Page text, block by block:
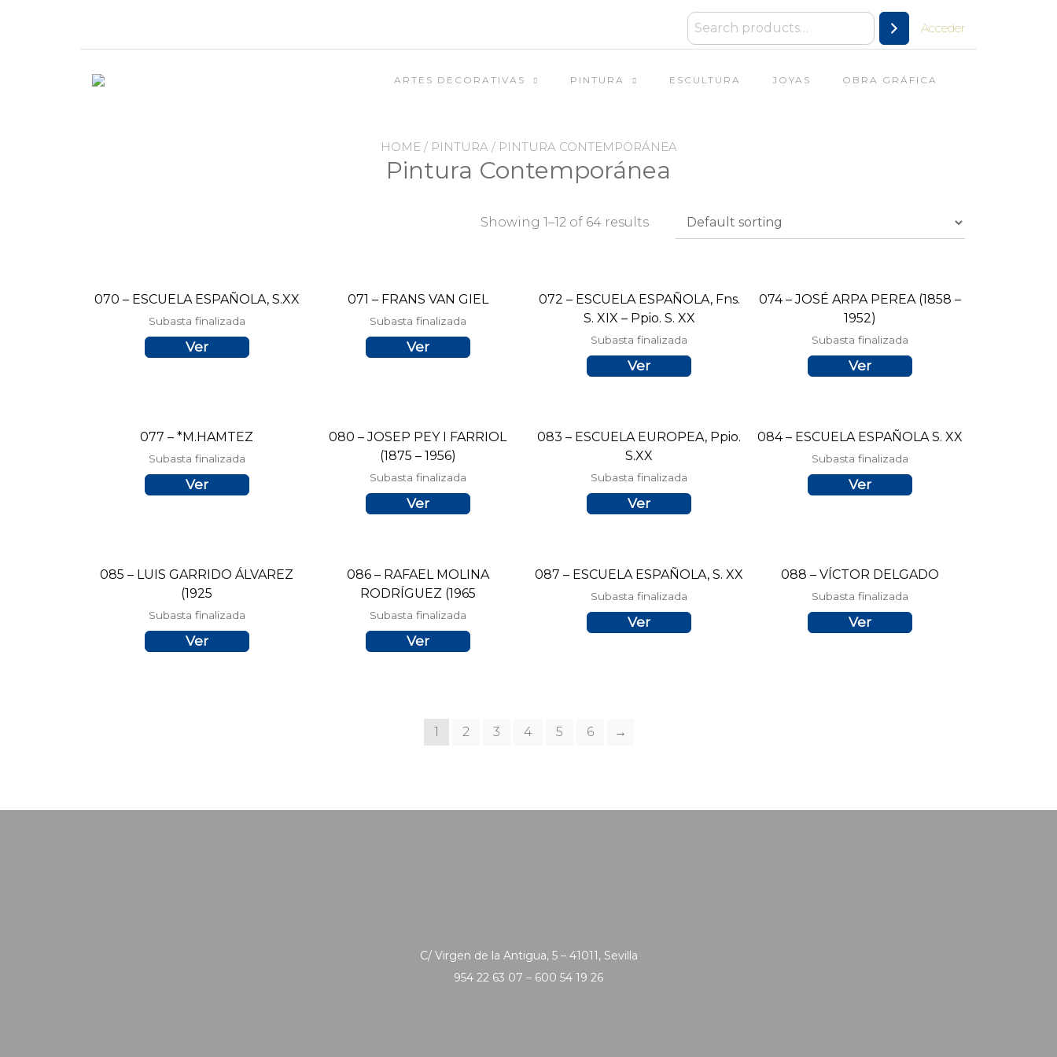
Acceder
ARTES DECORATIVAS PINTURA ESCULTURA JOYAS OBRA GRÁFICA
HOME/ PINTURA/ PINTURA CONTEMPORÁNEA
Pintura Contemporánea
Showing 1–12 of 64 results
070 – ESCUELA ESPAÑOLA, S.XX
Subasta finalizada
Ver
071 – FRANS VAN GIEL
Subasta finalizada
Ver
072 – ESCUELA ESPAÑOLA, Fns.
S. XIX – Ppio. S. XX
Subasta finalizada
Ver
074 – JOSÉ ARPA PEREA (1858 –
1952)
Subasta finalizada
Ver
077 – *M.HAMTEZ
Subasta finalizada
Ver
080 – JOSEP PEY I FARRIOL
(1875 – 1956)
Subasta finalizada
Ver
083 – ESCUELA EUROPEA, Ppio.
S.XX
Subasta finalizada
Ver
084 – ESCUELA ESPAÑOLA S. XX
Subasta finalizada
Ver
085 – LUIS GARRIDO ÁLVAREZ
(1925
Subasta finalizada
Ver
086 – RAFAEL MOLINA
RODRÍGUEZ (1965
Subasta finalizada
Ver
087 – ESCUELA ESPAÑOLA, S. XX
Subasta finalizada
Ver
088 – VÍCTOR DELGADO
Subasta finalizada
Ver
1 2 3 4 5 6 →
C/ Virgen de la Antigua, 5 – 41011, Sevilla
954 22 63 07 – 600 54 19 26